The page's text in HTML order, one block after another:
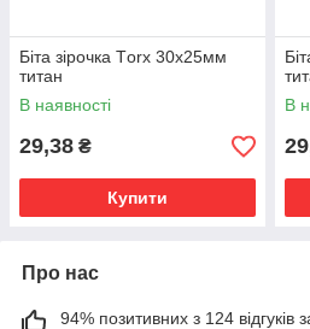
Біта зірочка Тorx 30х25мм
титан
В наявності
29,38 ₴
Купити
В
Про нас
94% позитивних з 124 відгуків